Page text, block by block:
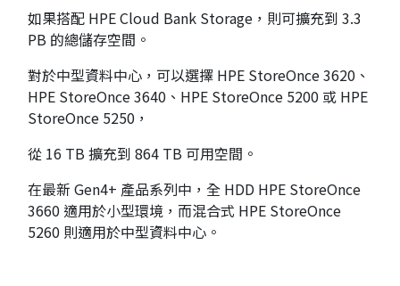
如果搭配 HPE Cloud Bank Storage，則可擴充到 3.3
PB 的總儲存空間。
對於中型資料中心，可以選擇 HPE StoreOnce 3620、
HPE StoreOnce 3640、HPE StoreOnce 5200 或 HPE
StoreOnce 5250，
從 16 TB 擴充到 864 TB 可用空間。
在最新 Gen4+ 產品系列中，全 HDD HPE StoreOnce
3660 適用於小型環境，而混合式 HPE StoreOnce
5260 則適用於中型資料中心。